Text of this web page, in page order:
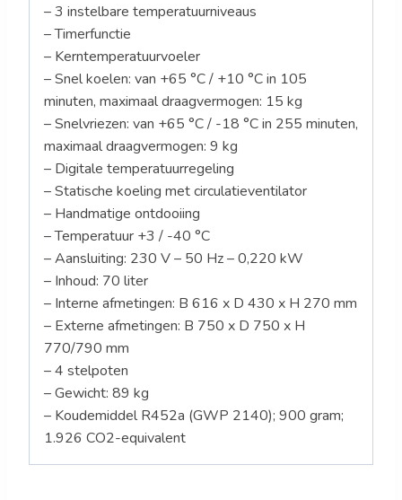
– 3 instelbare temperatuurniveaus
– Timerfunctie
– Kerntemperatuurvoeler
– Snel koelen: van +65 °C / +10 °C in 105
minuten, maximaal draagvermogen: 15 kg
– Snelvriezen: van +65 °C / -18 °C in 255 minuten,
maximaal draagvermogen: 9 kg
– Digitale temperatuurregeling
– Statische koeling met circulatieventilator
– Handmatige ontdooiing
– Temperatuur +3 / -40 °C
– Aansluiting: 230 V – 50 Hz – 0,220 kW
– Inhoud: 70 liter
– Interne afmetingen: B 616 x D 430 x H 270 mm
– Externe afmetingen: B 750 x D 750 x H
770/790 mm
– 4 stelpoten
– Gewicht: 89 kg
– Koudemiddel R452a (GWP 2140); 900 gram;
1.926 CO2-equivalent